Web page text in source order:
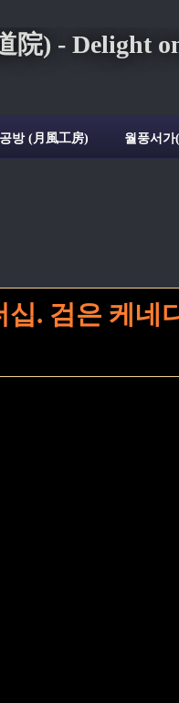
院) - Delight
방 (月風工房) 월풍서
십. 검은 케네